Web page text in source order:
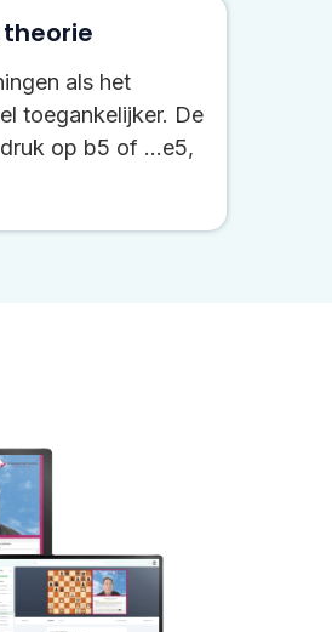
als het
toegankelijker. De
op b5 of ...e5,